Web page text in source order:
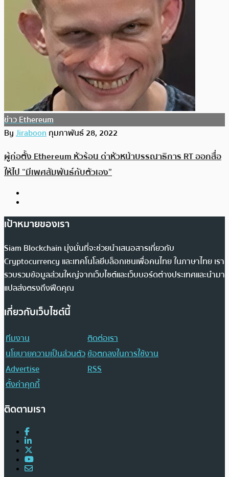
ข่าว Ethereum
ByJiraboonกุมภาพันธ์ 28, 2022
ผู้ก่อตั้ง Ethereum หัวร้อน ด่าหัวหน้าบรรณาธิการ RT ออกสื่อ
ให้ไป “มีเพศสัมพันธ์กับตัวเอง”
เป้าหมายของเรา
Siam Blockchain มุ่งมั่นที่จะช่วยนำเสนอสารเกี่ยวกับ
Cryptocurrency และเทคโนโลยีบล็อกเชนเพื่อคนไทย ในภาษาไทย เรา
รวบรวมข้อมูลส่วนใหญ่จากเว็บไซต์และเว็บบอร์ดต่างประเทศและนำมา
แปลส่งตรงถึงฟีดคุณ
เกี่ยวกับเว็บไซต์นี้
ทีมงาน
ติดต่อเรา
นโยบายความเป็นส่วนตัวข้อตกลงในการใช้งาน
Advertise
RSS
ตั้งค่าคุกกี้
ติดตามเรา